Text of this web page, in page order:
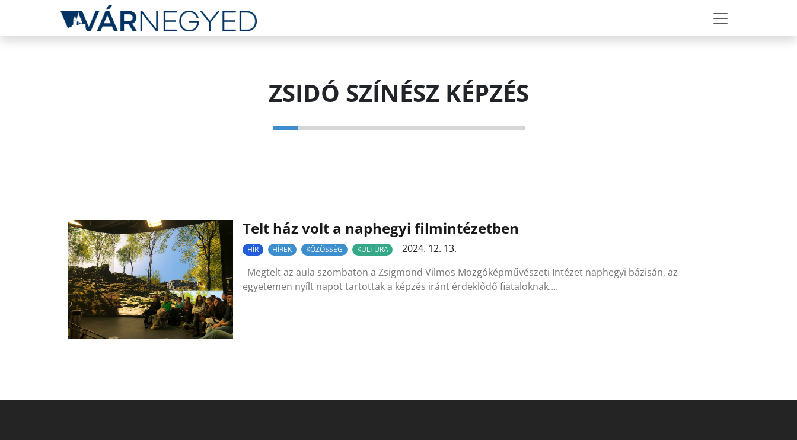
ZSIDÓ SZÍNÉSZ KÉPZÉS
Telt ház volt a naphegyi filmintézetben
HÍR HÍREK KÖZÖSSÉG KULTÚRA
2024. 12. 13.
Megtelt az aula szombaton a Zsigmond Vilmos Mozgóképművészeti Intézet naphegyi bázisán, az
egyetemen nyílt napot tartottak a képzés iránt érdeklődő fiataloknak….